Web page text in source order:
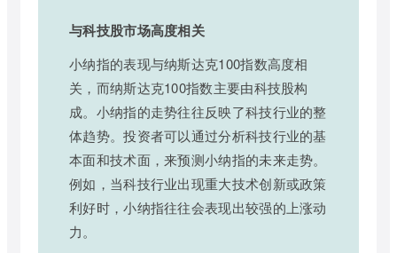
与科技股市场高度相关
小纳指的表现与纳斯达克100指数高度相
关，而纳斯达克100指数主要由科技股构
成。小纳指的走势往往反映了科技行业的整
体趋势。投资者可以通过分析科技行业的基
本面和技术面，来预测小纳指的未来走势。
例如，当科技行业出现重大技术创新或政策
利好时，小纳指往往会表现出较强的上涨动
力。